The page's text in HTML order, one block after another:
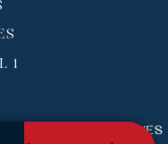
1
Tous droits réservés